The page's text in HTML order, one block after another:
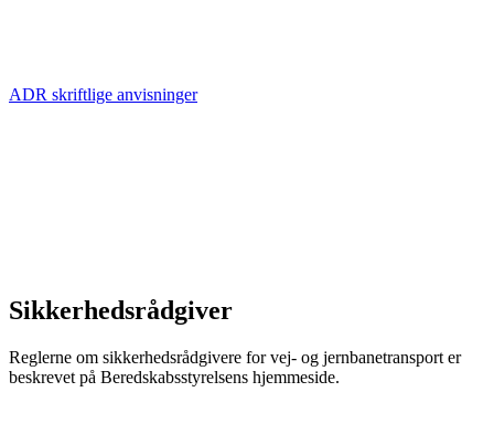
ADR skriftlige anvisninger
Sikkerhedsrådgiver
Reglerne om sikkerhedsrådgivere for vej- og jernbanetransport er
beskrevet på Beredskabsstyrelsens hjemmeside.